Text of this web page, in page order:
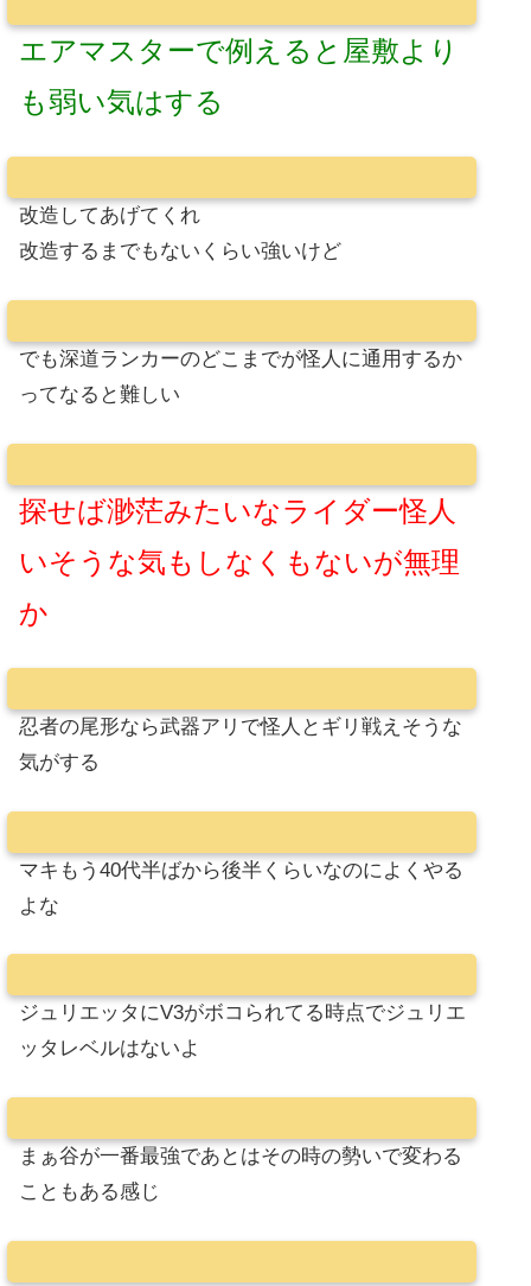
エアマスターで例えると屋敷より
も弱い気はする
改造してあげてくれ
改造するまでもないくらい強いけど
でも深道ランカーのどこまでが怪人に通用するか
ってなると難しい
探せば渺茫みたいなライダー怪人
いそうな気もしなくもないが無理
か
忍者の尾形なら武器アリで怪人とギリ戦えそうな
気がする
マキもう40代半ばから後半くらいなのによくやる
よな
ジュリエッタにV3がボコられてる時点でジュリエ
ッタレベルはないよ
まぁ谷が一番最強であとはその時の勢いで変わる
こともある感じ